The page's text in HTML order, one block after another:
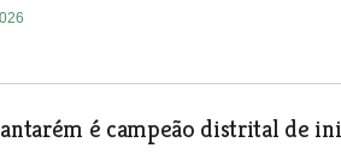
é campeão distrital de